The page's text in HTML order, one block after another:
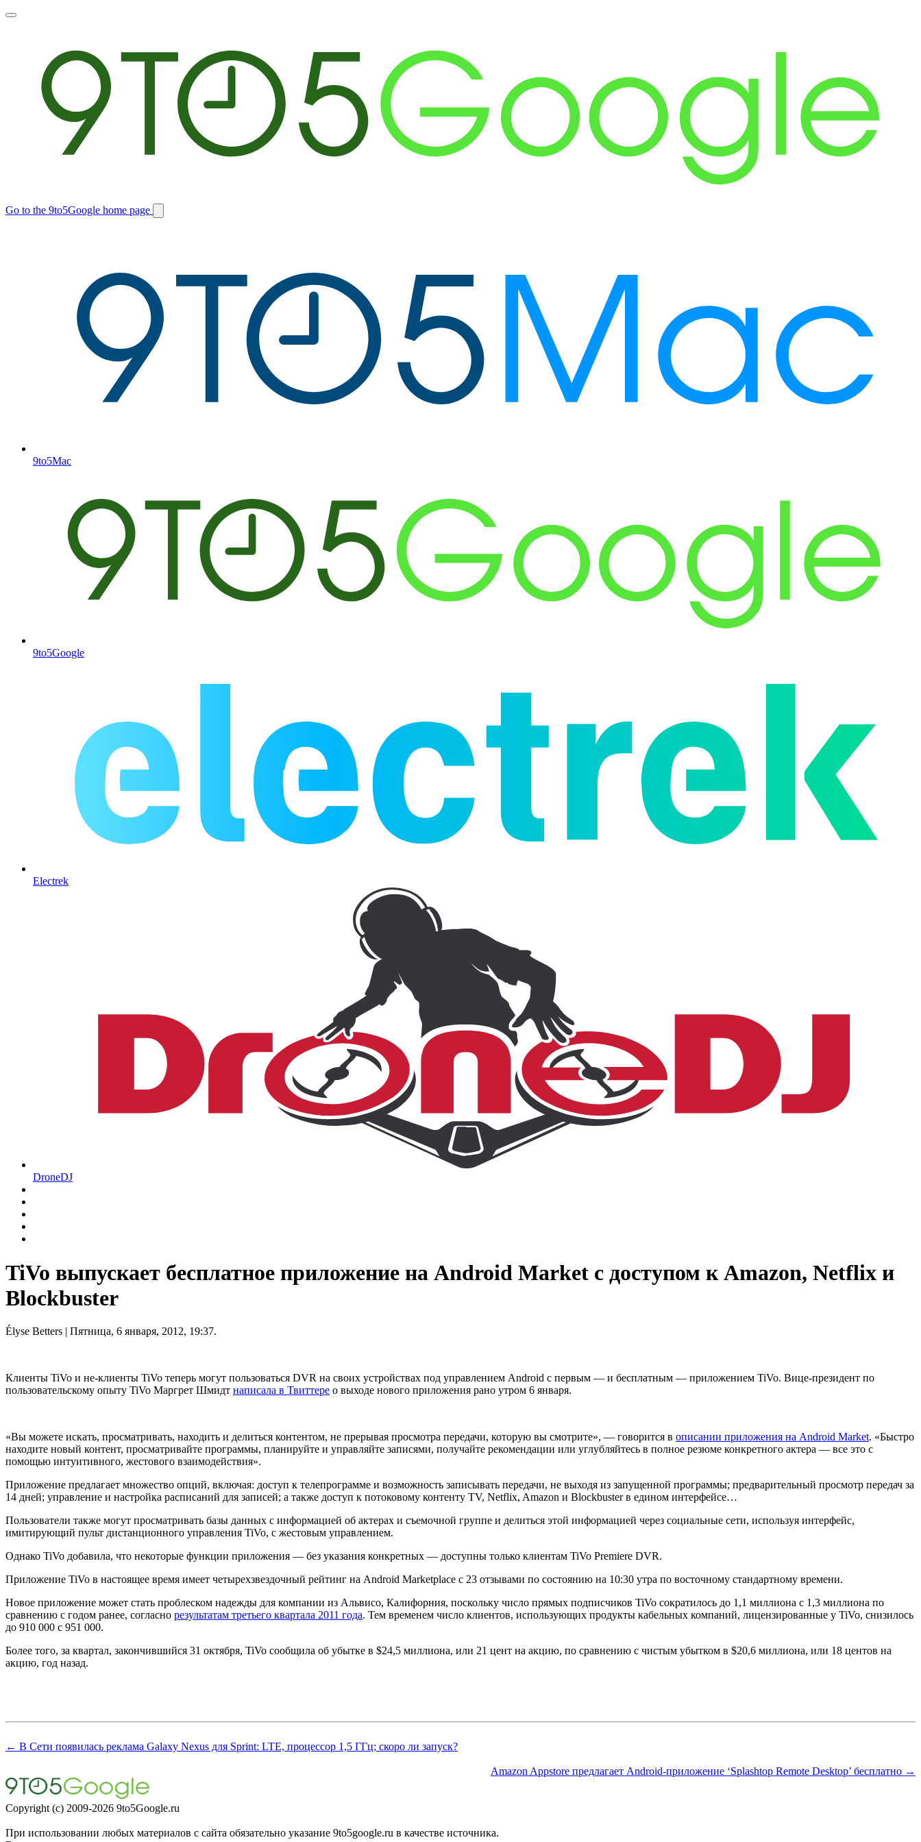
Toggle
Go to the 9to5Google home page
Switch
9to5Mac
9to5Google
Electrek
DroneDJ
TiVo выпускает бесплатное приложение на Android Market с доступом к Amazon, Netflix и
Blockbuster
Élyse Betters | Пятница, 6 января, 2012, 19:37.
Клиенты TiVo и не-клиенты TiVo теперь могут пользоваться DVR на своих устройствах под управлением Android с первым — и бесплатным — приложением TiVo. Вице-президент по
пользовательскому опыту TiVo Маргрет Шмидт написала в Твиттере о выходе нового приложения рано утром 6 января.
«Вы можете искать, просматривать, находить и делиться контентом, не прерывая просмотра передачи, которую вы смотрите», — говорится в описании приложения на Android Market. «Быстро
находите новый контент, просматривайте программы, планируйте и управляйте записями, получайте рекомендации или углубляйтесь в полное резюме конкретного актера — все это с
помощью интуитивного, жестового взаимодействия».
Приложение предлагает множество опций, включая: доступ к телепрограмме и возможность записывать передачи, не выходя из запущенной программы; предварительный просмотр передач за
14 дней; управление и настройка расписаний для записей; а также доступ к потоковому контенту TV, Netflix, Amazon и Blockbuster в едином интерфейсе…
Пользователи также могут просматривать базы данных с информацией об актерах и съемочной группе и делиться этой информацией через социальные сети, используя интерфейс,
имитирующий пульт дистанционного управления TiVo, с жестовым управлением.
Однако TiVo добавила, что некоторые функции приложения — без указания конкретных — доступны только клиентам TiVo Premiere DVR.
Приложение TiVo в настоящее время имеет четырехзвездочный рейтинг на Android Marketplace с 23 отзывами по состоянию на 10:30 утра по восточному стандартному времени.
Новое приложение может стать проблеском надежды для компании из Альвисо, Калифорния, поскольку число прямых подписчиков TiVo сократилось до 1,1 миллиона с 1,3 миллиона по
сравнению с годом ранее, согласно результатам третьего квартала 2011 года. Тем временем число клиентов, использующих продукты кабельных компаний, лицензированные у TiVo, снизилось
до 910 000 с 951 000.
Более того, за квартал, закончившийся 31 октября, TiVo сообщила об убытке в $24,5 миллиона, или 21 цент на акцию, по сравнению с чистым убытком в $20,6 миллиона, или 18 центов на
акцию, год назад.
← В Сети появилась реклама Galaxy Nexus для Sprint: LTE, процессор 1,5 ГГц; скоро ли запуск?
Amazon Appstore предлагает Android-приложение ‘Splashtop Remote Desktop’ бесплатно →
Copyright (c) 2009-2026 9to5Google.ru
При использовании любых материалов с сайта обязательно указание 9to5google.ru в качестве источника.